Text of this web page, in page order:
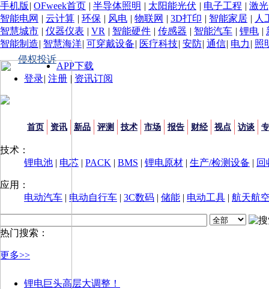
手机版 | OFweek首页 | 半导体照明 | 太阳能光伏 | 电子工程 | 激光
智能电网 | 云计算 | 环保 | 风电 | 物联网 | 3D打印 | 智能家居 | 人
智慧城市 | 仪器仪表 | VR | 智能硬件 | 传感器 | 智能汽车 | 锂电 |
智能制造| 智慧海洋| 可穿戴设备| 医疗科技| 安防| 通信| 电力 | 照
侵权投诉
APP下载
登录| 注册 | 资讯订阅
首页 资讯 新品 评测 技术 市场 报告 财经 视点 访谈
技术：
锂电池 | 电芯 | PACK | BMS | 锂电原材 | 生产/检测设备 | 回
应用：
电动汽车 | 电动自行车 | 3C数码 | 储能 | 电动工具 | 航天航
热门搜索：
更多>>
锂电巨头高层大调整！